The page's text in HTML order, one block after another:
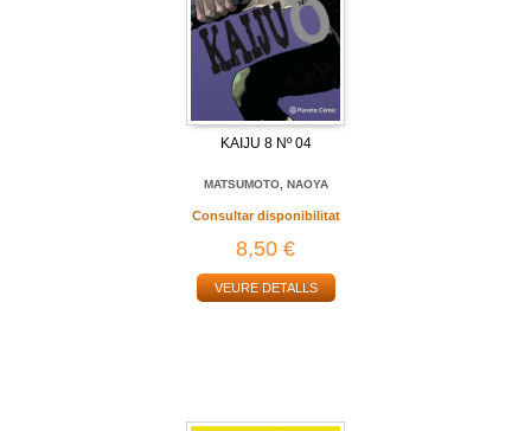
KAIJU 8 Nº 04
MATSUMOTO, NAOYA
Consultar disponibilitat
8,50 €
VEURE DETALLS